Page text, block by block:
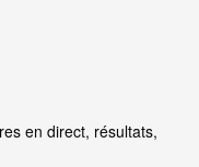
en direct, résultats,